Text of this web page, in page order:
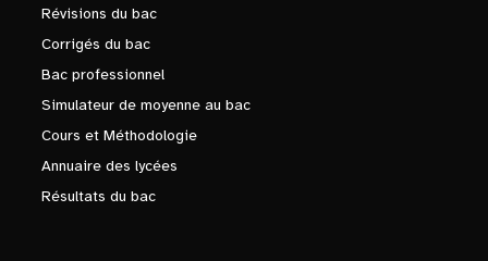
Révisions du bac
Corrigés du bac
Bac professionnel
Simulateur de moyenne au bac
Cours et Méthodologie
Annuaire des lycées
Résultats du bac